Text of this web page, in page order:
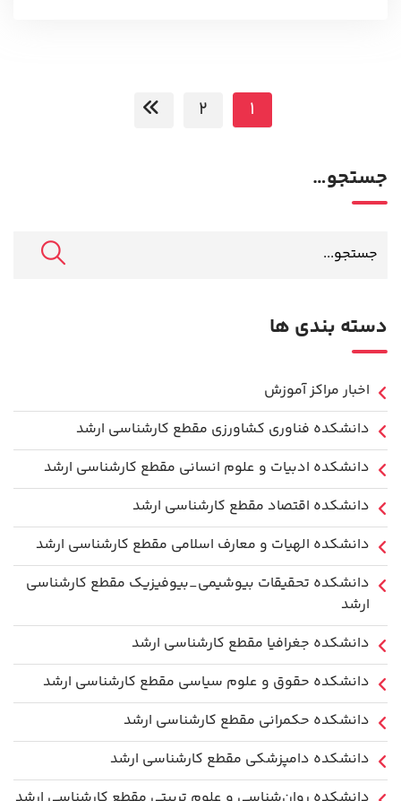
1
2
جستجو…
دسته بندی ها
اخبار مراکز آموزش
دانشكده فناوري كشاورزی مقطع کارشناسی ارشد
دانشکده ادبیات و علوم انسانی مقطع کارشناسی ارشد
دانشکده اقتصاد مقطع کارشناسی ارشد
دانشکده الهیات و معارف اسلامی مقطع کارشناسی ارشد
دانشکده تحقیقات بیوشیمی_بیوفیزیک مقطع کارشناسی
ارشد
دانشکده جغرافیا مقطع کارشناسی ارشد
دانشکده حقوق و علوم سیاسی مقطع کارشناسی ارشد
دانشکده حکمرانی مقطع کارشناسی ارشد
دانشکده دامپزشکی مقطع کارشناسی ارشد